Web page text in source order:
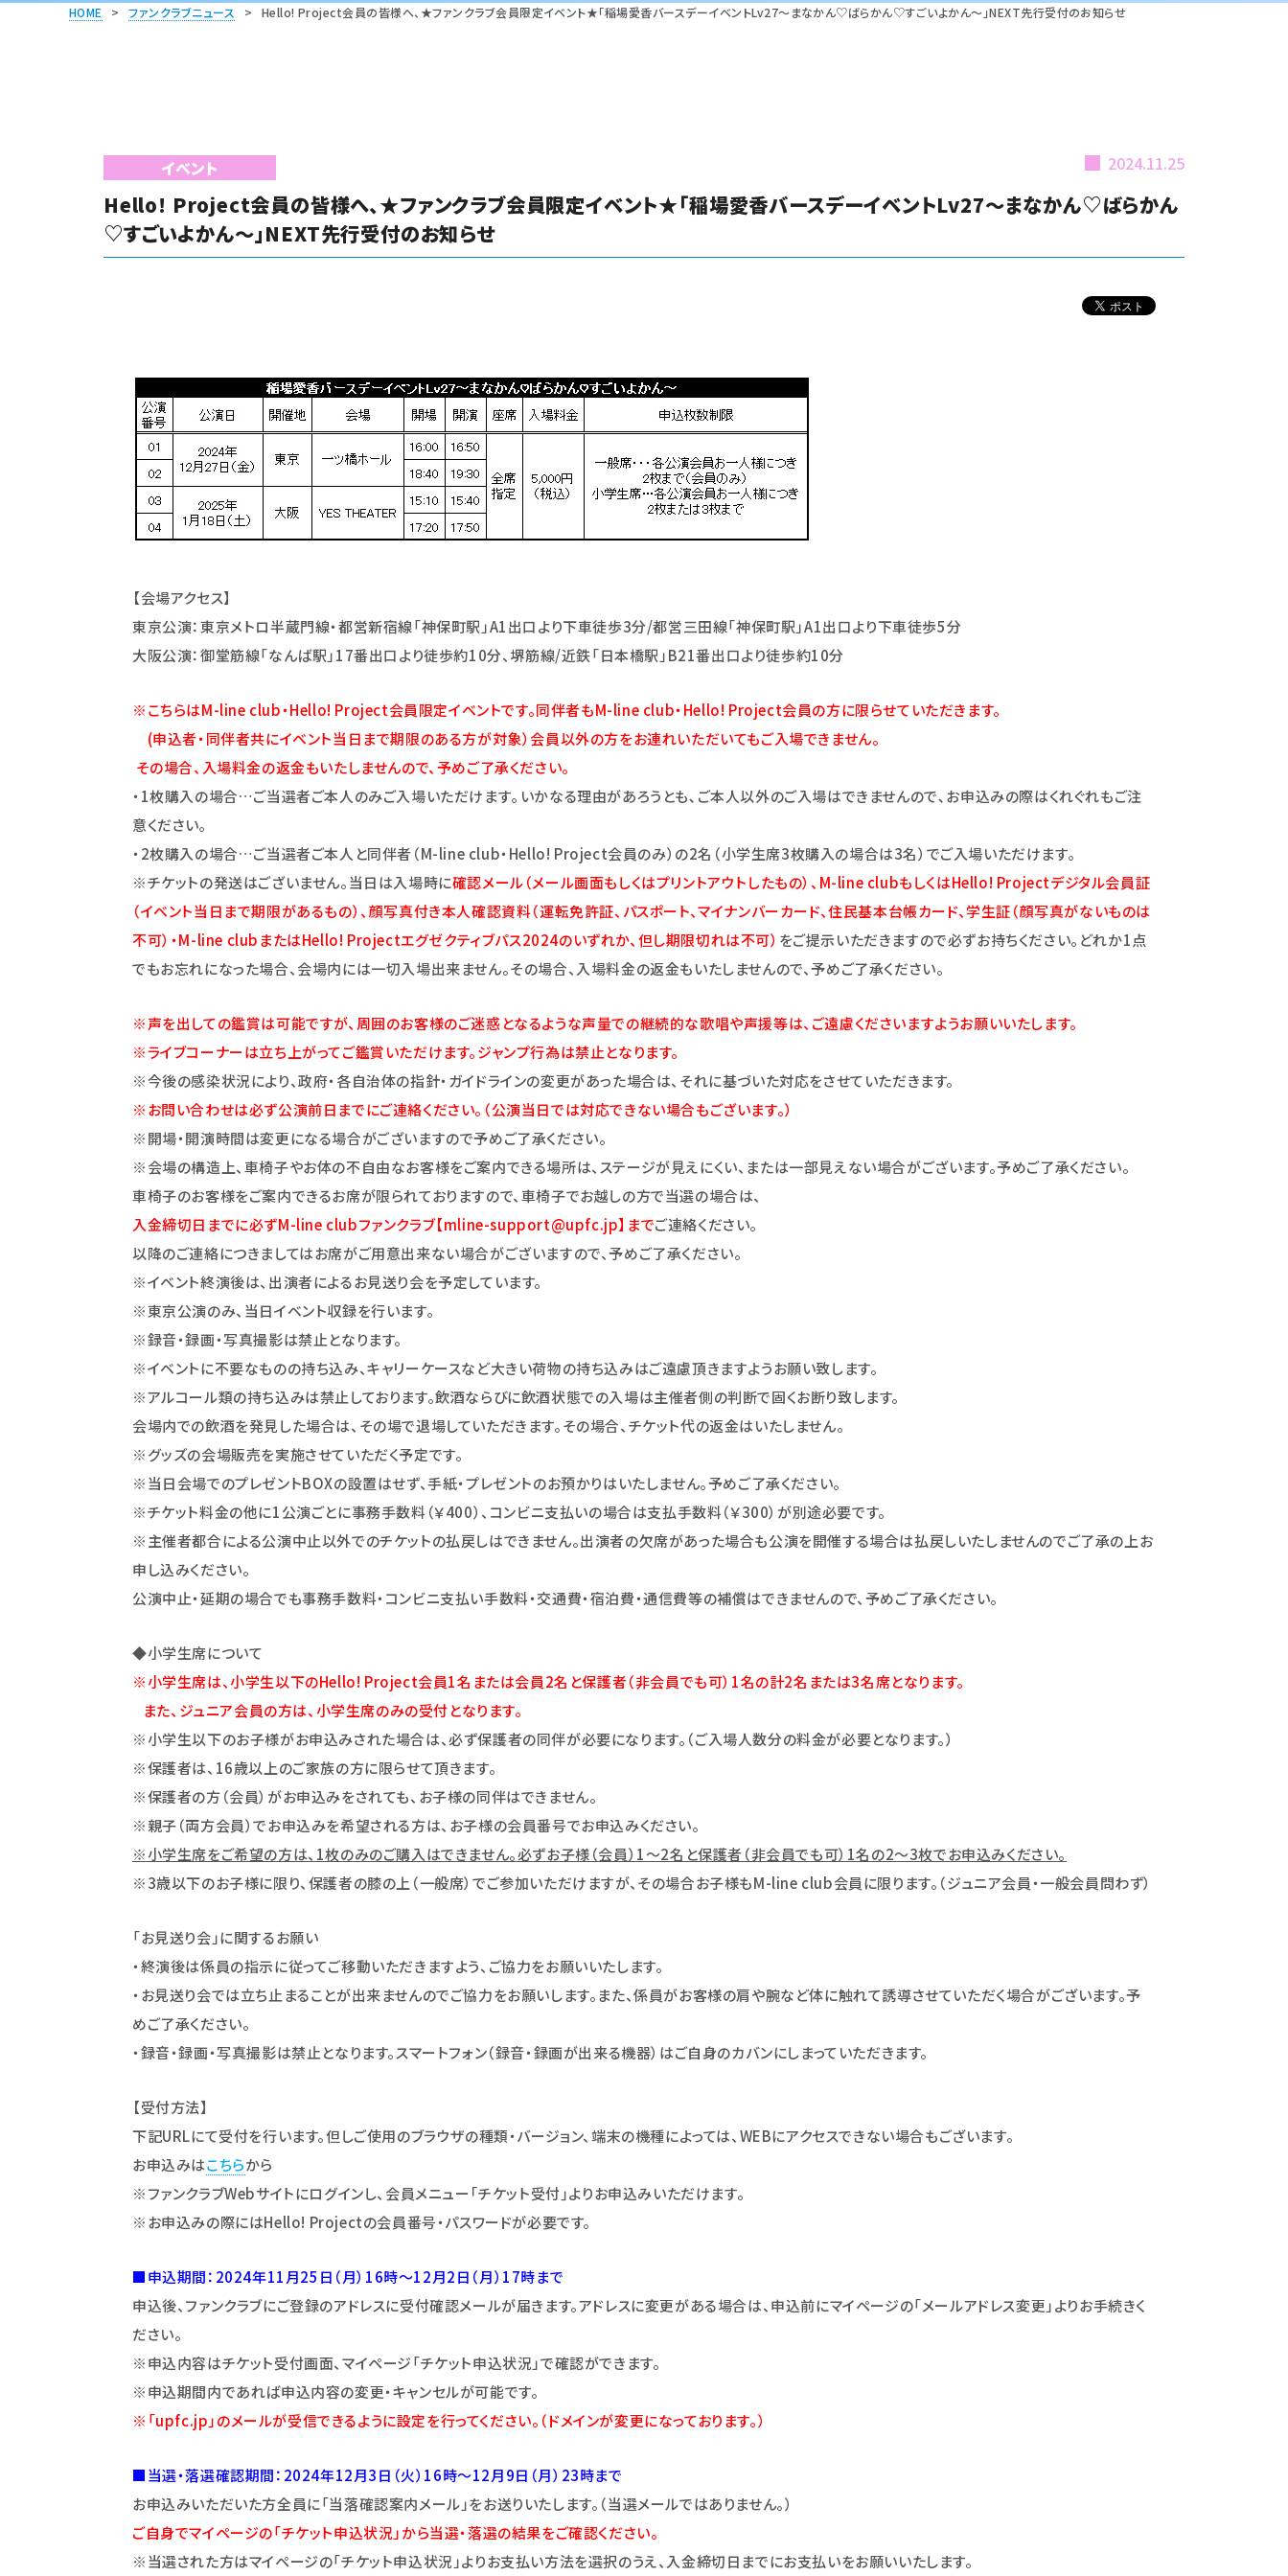
HOME > ファンクラブニュース > Hello! Project会員の皆様へ、★ファンクラブ会員限定イベント★「稲場愛香バースデーイベントLv27～まなかん♡ばらかん♡すごいよかん～」NEXT先行受付のお知らせ
イベント 2024.11.25
Hello! Project会員の皆様へ、★ファンクラブ会員限定イベント★「稲場愛香バースデーイベントLv27～まなかん♡ばらかん
♡すごいよかん～」NEXT先行受付のお知らせ
【会場アクセス】
東京公演：東京メトロ半蔵門線・都営新宿線「神保町駅」A1出口より下車徒歩3分/都営三田線「神保町駅」A1出口より下車徒歩5分
大阪公演：御堂筋線「なんば駅」17番出口より徒歩約10分、堺筋線/近鉄「日本橋駅」B21番出口より徒歩約10分
※こちらはM-line club・Hello! Project会員限定イベントです。同伴者もM-line club・Hello! Project会員の方に限らせていただきます。
(申込者・同伴者共にイベント当日まで期限のある方が対象）会員以外の方をお連れいただいてもご入場できません。
その場合、入場料金の返金もいたしませんので、予めご了承ください。
・1枚購入の場合…ご当選者ご本人のみご入場いただけます｡いかなる理由があろうとも､ご本人以外のご入場はできませんので､お申込みの際はくれぐれもご注
意ください｡
・2枚購入の場合…ご当選者ご本人と同伴者（M-line club・Hello! Project会員のみ）の2名（小学生席3枚購入の場合は3名）でご入場いただけます。
※チケットの発送はございません。当日は入場時に確認メール（メール画面もしくはプリントアウトしたもの）、M-line clubもしくはHello! Projectデジタル会員証
（イベント当日まで期限があるもの）、顔写真付き本人確認資料（運転免許証、パスポート、マイナンバーカード、住民基本台帳カード、学生証（顔写真がないものは
不可）・M-line clubまたはHello! Projectエグゼクティブパス2024のいずれか、但し期限切れは不可） をご提示いただきますので必ずお持ちください。どれか1点
でもお忘れになった場合、会場内には一切入場出来ません。その場合、入場料金の返金もいたしませんので、予めご了承ください。
※声を出しての鑑賞は可能ですが、周囲のお客様のご迷惑となるような声量での継続的な歌唱や声援等は、ご遠慮くださいますようお願いいたします。
※ライブコーナーは立ち上がってご鑑賞いただけます。ジャンプ行為は禁止となります。
※今後の感染状況により、政府・各自治体の指針・ガイドラインの変更があった場合は、それに基づいた対応をさせていただきます。
※お問い合わせは必ず公演前日までにご連絡ください。（公演当日では対応できない場合もございます。）
※開場・開演時間は変更になる場合がございますので予めご了承ください。
※会場の構造上、車椅子やお体の不自由なお客様をご案内できる場所は、ステージが見えにくい、または一部見えない場合がございます。予めご了承ください。
車椅子のお客様をご案内できるお席が限られておりますので、車椅子でお越しの方で当選の場合は、
入金締切日までに必ずM-line clubファンクラブ【mline-support@upfc.jp】までご連絡ください。
以降のご連絡につきましてはお席がご用意出来ない場合がございますので、予めご了承ください。
※イベント終演後は、出演者によるお見送り会を予定しています。
※東京公演のみ、当日イベント収録を行います。
※録音・録画・写真撮影は禁止となります。
※イベントに不要なものの持ち込み、キャリーケースなど大きい荷物の持ち込みはご遠慮頂きますようお願い致します。
※アルコール類の持ち込みは禁止しております。飲酒ならびに飲酒状態での入場は主催者側の判断で固くお断り致します。
会場内での飲酒を発見した場合は、その場で退場していただきます。その場合、チケット代の返金はいたしません。
※グッズの会場販売を実施させていただく予定です。
※当日会場でのプレゼントBOXの設置はせず、手紙・プレゼントのお預かりはいたしません。予めご了承ください。
※チケット料金の他に1公演ごとに事務手数料（￥400）、コンビニ支払いの場合は支払手数料（￥300）が別途必要です。
※主催者都合による公演中止以外でのチケットの払戻しはできません。出演者の欠席があった場合も公演を開催する場合は払戻しいたしませんのでご了承の上お
申し込みください。
公演中止・延期の場合でも事務手数料・コンビニ支払い手数料・交通費・宿泊費・通信費等の補償はできませんので、予めご了承ください。
◆小学生席について
※小学生席は、小学生以下のHello! Project会員1名または会員2名と保護者（非会員でも可）1名の計2名または3名席となります。
また、ジュニア会員の方は、小学生席のみの受付となります。
※小学生以下のお子様がお申込みされた場合は、必ず保護者の同伴が必要になります。（ご入場人数分の料金が必要となります。）
※保護者は、16歳以上のご家族の方に限らせて頂きます。
※保護者の方（会員）がお申込みをされても、お子様の同伴はできません。
※親子（両方会員）でお申込みを希望される方は、お子様の会員番号でお申込みください。
※小学生席をご希望の方は、1枚のみのご購入はできません。必ずお子様（会員）1～2名と保護者（非会員でも可）1名の2～3枚でお申込みください。
※3歳以下のお子様に限り、保護者の膝の上（一般席）でご参加いただけますが、その場合お子様もM-line club会員に限ります。（ジュニア会員・一般会員問わず）
「お見送り会」に関するお願い
・終演後は係員の指示に従ってご移動いただきますよう、ご協力をお願いいたします。
・お見送り会では立ち止まることが出来ませんのでご協力をお願いします。また、係員がお客様の肩や腕など体に触れて誘導させていただく場合がございます。予
めご了承ください。
・録音・録画・写真撮影は禁止となります。スマートフォン（録音・録画が出来る機器）はご自身のカバンにしまっていただきます。
【受付方法】
下記URLにて受付を行います。但しご使用のブラウザの種類・バージョン、端末の機種によっては、WEBにアクセスできない場合もございます。
お申込みはこちらから
※ファンクラブWebサイトにログインし、会員メニュー｢チケット受付｣よりお申込みいただけます。
※お申込みの際にはHello! Projectの会員番号・パスワードが必要です。
■申込期間：2024年11月25日（月）16時～12月2日（月）17時まで
申込後、ファンクラブにご登録のアドレスに受付確認メールが届きます。アドレスに変更がある場合は、申込前にマイページの「メールアドレス変更」よりお手続きく
ださい。
※申込内容はチケット受付画面、マイページ「チケット申込状況」で確認ができます。
※申込期間内であれば申込内容の変更・キャンセルが可能です。
※「upfc.jp」のメールが受信できるように設定を行ってください。（ドメインが変更になっております。）
■当選・落選確認期間：2024年12月3日（火）16時～12月9日（月）23時まで
お申込みいただいた方全員に「当落確認案内メール」をお送りいたします。（当選メールではありません。）
ご自身でマイページの「チケット申込状況」から当選・落選の結果をご確認ください。
※当選された方はマイページの「チケット申込状況」よりお支払い方法を選択のうえ、入金締切日までにお支払いをお願いいたします。